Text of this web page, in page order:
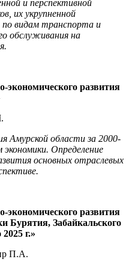
и перспективной
их укрупненной
по видам транспорта и
обслуживания на
экономического развития
Амурской области за 2000-
Определение
основных отраслевых
экономического развития
Бурятия, Забайкальского
2025 г.»
П.А.